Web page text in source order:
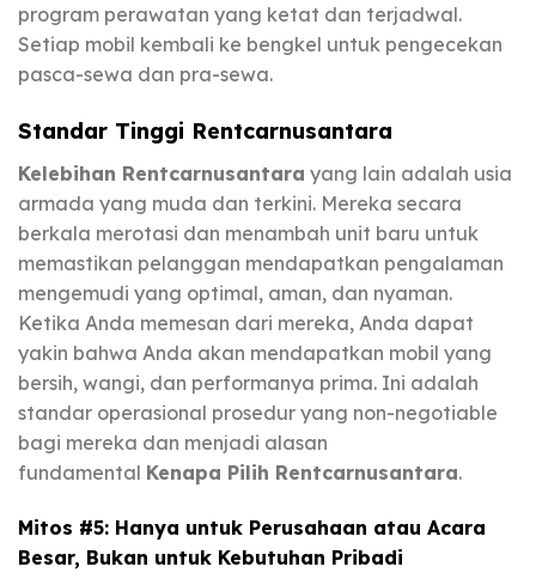
program perawatan yang ketat dan terjadwal.
Setiap mobil kembali ke bengkel untuk pengecekan
pasca-sewa dan pra-sewa.
Standar Tinggi Rentcarnusantara
Kelebihan Rentcarnusantara yang lain adalah usia
armada yang muda dan terkini. Mereka secara
berkala merotasi dan menambah unit baru untuk
memastikan pelanggan mendapatkan pengalaman
mengemudi yang optimal, aman, dan nyaman.
Ketika Anda memesan dari mereka, Anda dapat
yakin bahwa Anda akan mendapatkan mobil yang
bersih, wangi, dan performanya prima. Ini adalah
standar operasional prosedur yang non-negotiable
bagi mereka dan menjadi alasan
fundamental Kenapa Pilih Rentcarnusantara.
Mitos #5: Hanya untuk Perusahaan atau Acara
Besar, Bukan untuk Kebutuhan Pribadi